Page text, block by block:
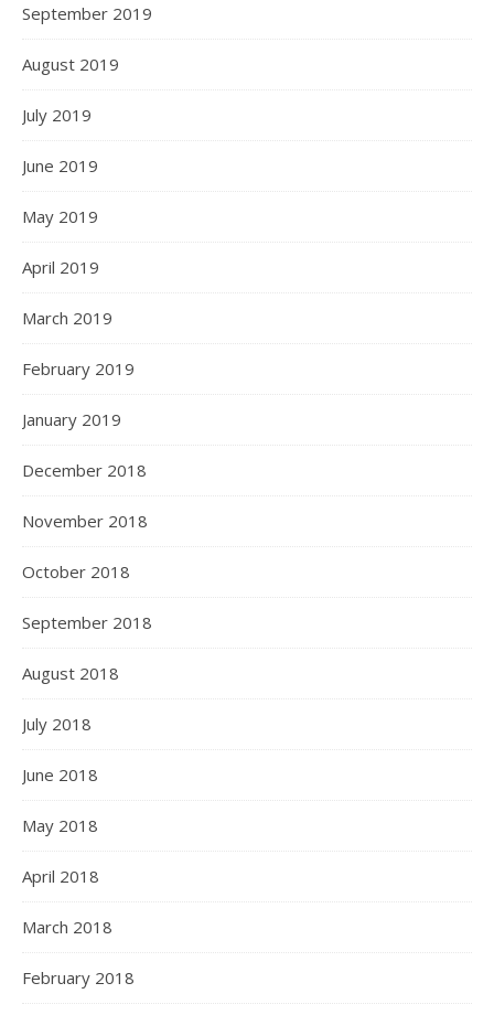
September 2019
August 2019
July 2019
June 2019
May 2019
April 2019
March 2019
February 2019
January 2019
December 2018
November 2018
October 2018
September 2018
August 2018
July 2018
June 2018
May 2018
April 2018
March 2018
February 2018